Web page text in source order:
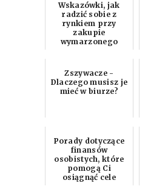
Wskazówki, jak
radzić sobie z
rynkiem przy
zakupie
wymarzonego
Zszywacze -
Dlaczego musisz je
mieć w biurze?
Porady dotyczące
finansów
osobistych, które
pomogą Ci
osiągnąć cele